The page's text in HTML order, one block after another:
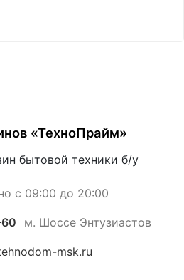
«ТехноПрайм»
бытовой техники б/у
с 09:00 до 20:00
м. Шоссе Энтузиастов
msk.ru